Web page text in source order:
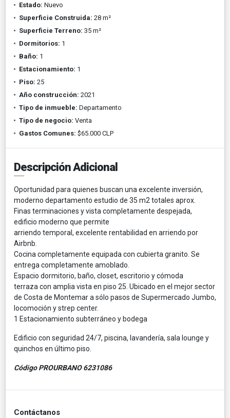
Estado: Nuevo
Superficie Construida: 28 m²
Superficie Terreno: 35 m²
Dormitorios: 1
Baño: 1
Estacionamiento: 1
Piso: 25
Año construcción: 2021
Tipo de inmueble: Departamento
Tipo de negocio: Venta
Gastos Comunes: $65.000 CLP
Descripción Adicional
Oportunidad para quienes buscan una excelente inversión,
moderno departamento estudio de 35 m2 totales aprox.
Finas terminaciones y vista completamente despejada,
edificio moderno que permite
arriendo temporal, excelente rentabilidad en arriendo por
Airbnb.
Cocina completamente equipada con cubierta granito. Se
entrega completamente amoblado.
Espacio dormitorio, baño, closet, escritorio y cómoda
terraza con amplia vista en piso 25. Ubicado en el mejor sector
de Costa de Montemar a sólo pasos de Supermercado Jumbo,
locomoción y strep center.
1 Estacionamiento subterráneo y bodega
Edificio con seguridad 24/7, piscina, lavandería, sala lounge y
quinchos en último piso.
Código PROURBANO 6231086
Contáctanos